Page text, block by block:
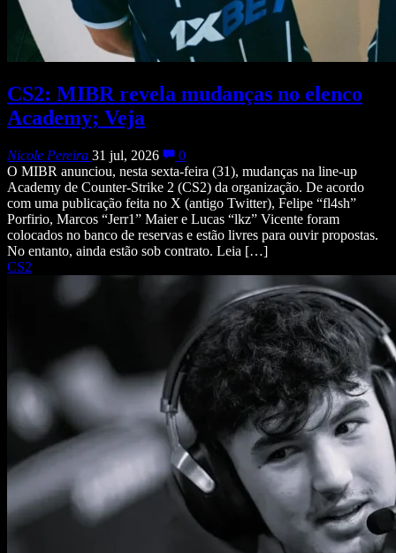
CS2: MIBR revela mudanças no elenco
Academy; Veja
Nicole Pereira 31 jul, 2026
0
O MIBR anunciou, nesta sexta-feira (31), mudanças na line-up
Academy de Counter-Strike 2 (CS2) da organização. De acordo
com uma publicação feita no X (antigo Twitter), Felipe “fl4sh”
Porfirio, Marcos “Jerr1” Maier e Lucas “lkz” Vicente foram
colocados no banco de reservas e estão livres para ouvir propostas.
No entanto, ainda estão sob contrato. Leia […]
CS2